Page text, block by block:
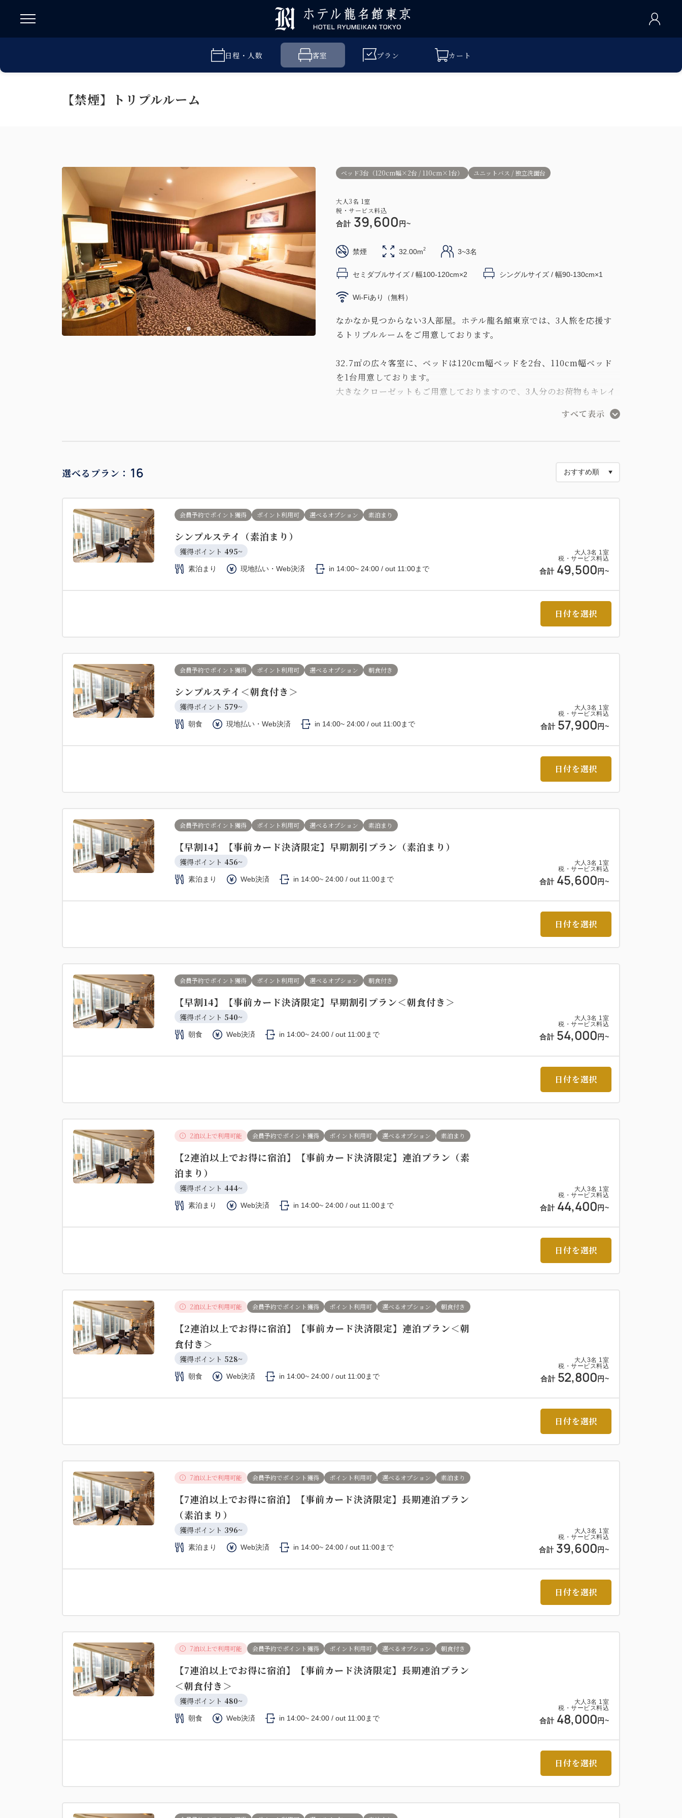
日程・人数 客室 プラン カート
【禁煙】トリプルルーム
ベッド3台（120cm幅×2台 / 110cm×1台） ユニットバス / 独立洗面台
大人3名 1室
税・サービス料込
合計 39,600 円~
禁煙 32.00m2 3~3名
セミダブルサイズ / 幅100-120cm×2 シングルサイズ / 幅90-130cm×1
Wi-Fiあり（無料）
なかなか見つからない3人部屋。ホテル龍名館東京では、3人旅を応援す
るトリプルルームをご用意しております。
32.7㎡の広々客室に、ベッドは120cm幅ベッドを2台、110cm幅ベッド
を1台用意しております。
大きなクローゼットもご用意しておりますので、3人分のお荷物もキレイ
すべて表示
選べるプラン： 16
大人 3名 1室
税・サービス料込
合計 49,500 円~
会員予約でポイント獲得 ポイント利用可 選べるオプション 素泊まり
シンプルステイ（素泊まり）
獲得ポイント 495~
素泊まり 現地払い・Web決済 in 14:00~ 24:00 / out 11:00まで
日付を選択
大人 3名 1室
税・サービス料込
合計 57,900 円~
会員予約でポイント獲得 ポイント利用可 選べるオプション 朝食付き
シンプルステイ＜朝食付き＞
獲得ポイント 579~
朝食 現地払い・Web決済 in 14:00~ 24:00 / out 11:00まで
日付を選択
大人 3名 1室
税・サービス料込
合計 45,600 円~
会員予約でポイント獲得 ポイント利用可 選べるオプション 素泊まり
【早割14】【事前カード決済限定】早期割引プラン（素泊まり）
獲得ポイント 456~
素泊まり Web決済 in 14:00~ 24:00 / out 11:00まで
日付を選択
大人 3名 1室
税・サービス料込
合計 54,000 円~
会員予約でポイント獲得 ポイント利用可 選べるオプション 朝食付き
【早割14】【事前カード決済限定】早期割引プラン＜朝食付き＞
獲得ポイント 540~
朝食 Web決済 in 14:00~ 24:00 / out 11:00まで
日付を選択
大人 3名 1室
税・サービス料込
合計 44,400 円~
2泊以上で利用可能 会員予約でポイント獲得 ポイント利用可 選べるオプション 素泊まり
【2連泊以上でお得に宿泊】【事前カード決済限定】連泊プラン（素
泊まり）
獲得ポイント 444~
素泊まり Web決済 in 14:00~ 24:00 / out 11:00まで
日付を選択
大人 3名 1室
税・サービス料込
合計 52,800 円~
2泊以上で利用可能 会員予約でポイント獲得 ポイント利用可 選べるオプション 朝食付き
【2連泊以上でお得に宿泊】【事前カード決済限定】連泊プラン＜朝
食付き＞
獲得ポイント 528~
朝食 Web決済 in 14:00~ 24:00 / out 11:00まで
日付を選択
大人 3名 1室
税・サービス料込
合計 39,600 円~
7泊以上で利用可能 会員予約でポイント獲得 ポイント利用可 選べるオプション 素泊まり
【7連泊以上でお得に宿泊】【事前カード決済限定】長期連泊プラン
（素泊まり）
獲得ポイント 396~
素泊まり Web決済 in 14:00~ 24:00 / out 11:00まで
日付を選択
大人 3名 1室
税・サービス料込
合計 48,000 円~
7泊以上で利用可能 会員予約でポイント獲得 ポイント利用可 選べるオプション 朝食付き
【7連泊以上でお得に宿泊】【事前カード決済限定】長期連泊プラン
＜朝食付き＞
獲得ポイント 480~
朝食 Web決済 in 14:00~ 24:00 / out 11:00まで
日付を選択